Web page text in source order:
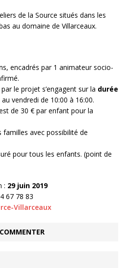
de la Source situés dans les
au domaine de Villarceaux.
encadrés par 1 animateur socio-
le projet s’engagent sur la durée
vendredi de 10:00 à 16:00.
de 30 € par enfant pour la
familles avec possibilité de
pour tous les enfants. (point de
: 29 juin 2019
67 78 83
Villarceaux